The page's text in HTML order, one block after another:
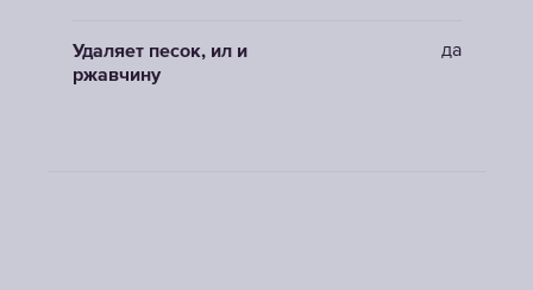
Удаляет песок, ил и
ржавчину
да